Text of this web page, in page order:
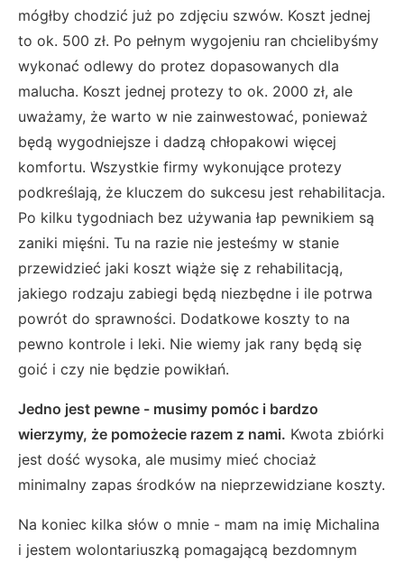
mógłby chodzić już po zdjęciu szwów. Koszt jednej
to ok. 500 zł. Po pełnym wygojeniu ran chcielibyśmy
wykonać odlewy do protez dopasowanych dla
malucha. Koszt jednej protezy to ok. 2000 zł, ale
uważamy, że warto w nie zainwestować, ponieważ
będą wygodniejsze i dadzą chłopakowi więcej
komfortu. Wszystkie firmy wykonujące protezy
podkreślają, że kluczem do sukcesu jest rehabilitacja.
Po kilku tygodniach bez używania łap pewnikiem są
zaniki mięśni. Tu na razie nie jesteśmy w stanie
przewidzieć jaki koszt wiąże się z rehabilitacją,
jakiego rodzaju zabiegi będą niezbędne i ile potrwa
powrót do sprawności. Dodatkowe koszty to na
pewno kontrole i leki. Nie wiemy jak rany będą się
goić i czy nie będzie powikłań.
Jedno jest pewne - musimy pomóc i bardzo
wierzymy, że pomożecie razem z nami. Kwota zbiórki
jest dość wysoka, ale musimy mieć chociaż
minimalny zapas środków na nieprzewidziane koszty.
Na koniec kilka słów o mnie - mam na imię Michalina
i jestem wolontariuszką pomagającą bezdomnym